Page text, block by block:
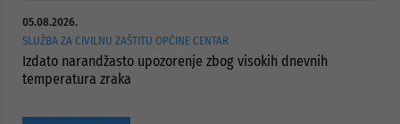
05.08.2026.
SLUŽBA ZA CIVILNU ZAŠTITU OPĆINE CENTAR
Izdato narandžasto upozorenje zbog visokih dnevnih
temperatura zraka